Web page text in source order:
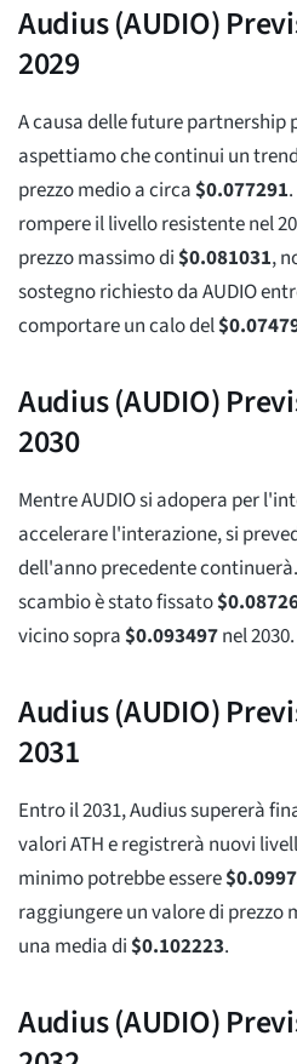
Audius (AUDIO)
2029
A causa delle future partnership
aspettiamo che continui un
prezzo medio a circa$0.077291
rompere il livello resistente nel
prezzo massimo di$0.081031,
sostegno richiesto da AUDIO
comportare un calo del$
Audius (AUDIO)
2030
Mentre AUDIO si adopera per
accelerare l'interazione, si
dell'anno precedente
scambio è stato fissato$
vicino sopra$0.093497nel 2030.
Audius (AUDIO)
2031
Entro il 2031, Audius supererà
valori ATH e registrerà nuovi
minimo potrebbe essere$
raggiungere un valore di prezzo
una media di$0.102223.
Audius (AUDIO)